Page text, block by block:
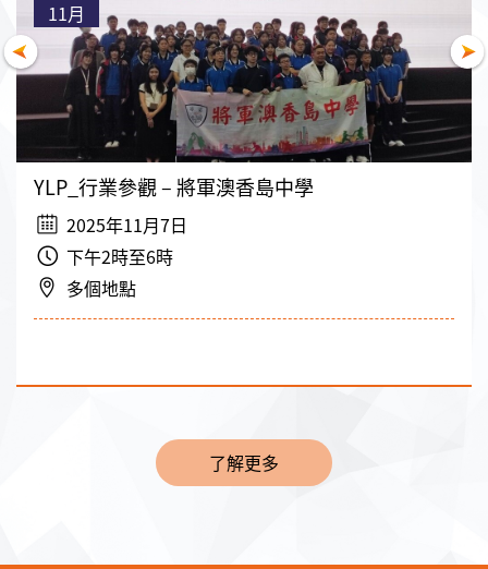
11月
YLP_行業參觀 – 將軍澳香島中學
2025年11月7日
下午2時至6時
多個地點
了解更多